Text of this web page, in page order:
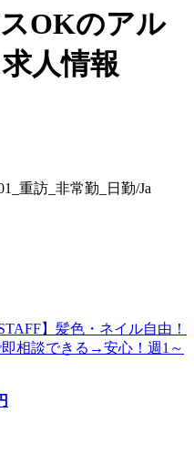
OKのアル
人情報
重訪_非常勤_日勤/Ja
】髪色・ネイル自由！
相談できる→安心！週1～